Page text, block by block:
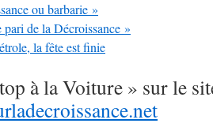
ou barbarie »
de la Décroissance »
la fête est finie
à la Voiture » sur le